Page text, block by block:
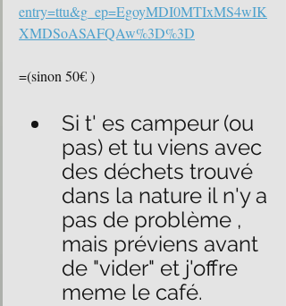
entry=ttu&g_ep=EgoyMDI0MTIxMS4wIK
XMDSoASAFQAw%3D%3D
=(sinon 50€ )
Si t' es campeur (ou
pas) et tu viens avec
des déchets trouvé
dans la nature il n'y a
pas de problème ,
mais préviens avant
de "vider" et j'offre
meme le café.